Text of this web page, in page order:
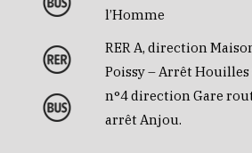
l’Homme
RER A, direction
Poissy – Arrêt Houilles
n°4 direction Gare
arrêt Anjou.